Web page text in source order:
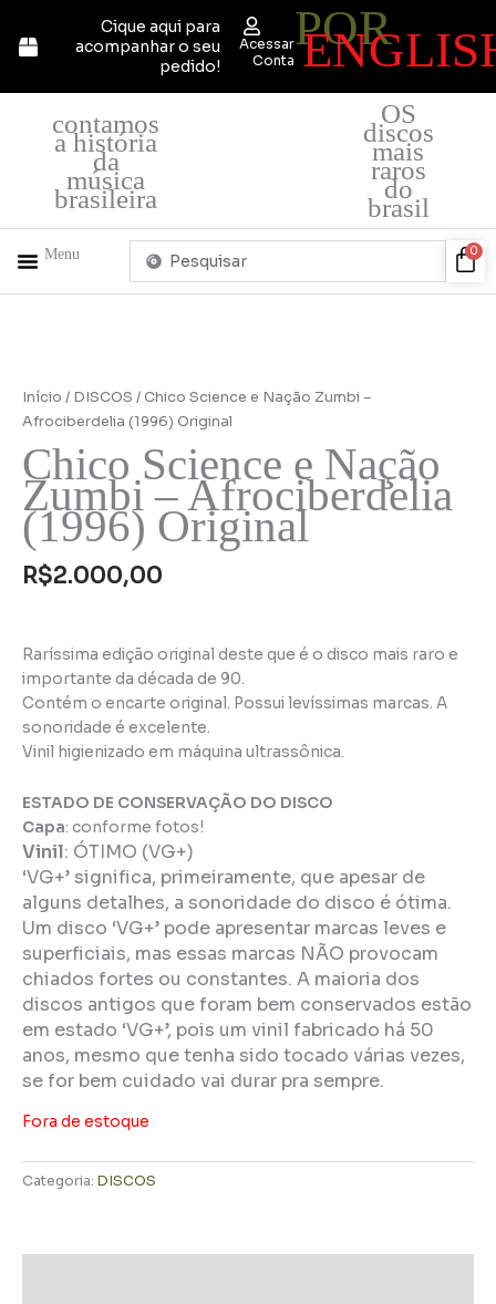
para
Cique aqui para
acompanhar o seu
pedido!
Acessar
Conta
POR
contamos
a história
da
música
brasileira
OS
discos
mais
raros
do
brasil
Menu
Pesquisar
0
Início / DISCOS / Chico Science e Nação Zumbi –
Afrociberdelia (1996) Original
Chico Science e Nação
Zumbi – Afrociberdelia
(1996) Original
R$2.000,00
Raríssima edição original deste que é o disco mais raro e
importante da década de 90.
Contém o encarte original. Possui levíssimas marcas. A
sonoridade é excelente.
Vinil higienizado em máquina ultrassônica.
ESTADO DE CONSERVAÇÃO DO DISCO
Capa: conforme fotos!
Vinil: ÓTIMO (VG+)
‘VG+’ significa, primeiramente, que apesar de
alguns detalhes, a sonoridade do disco é ótima.
Um disco ‘VG+’ pode apresentar marcas leves e
superficiais, mas essas marcas NÃO provocam
chiados fortes ou constantes. A maioria dos
discos antigos que foram bem conservados estão
em estado ‘VG+’, pois um vinil fabricado há 50
anos, mesmo que tenha sido tocado várias vezes,
se for bem cuidado vai durar pra sempre.
Fora de estoque
Categoria: DISCOS